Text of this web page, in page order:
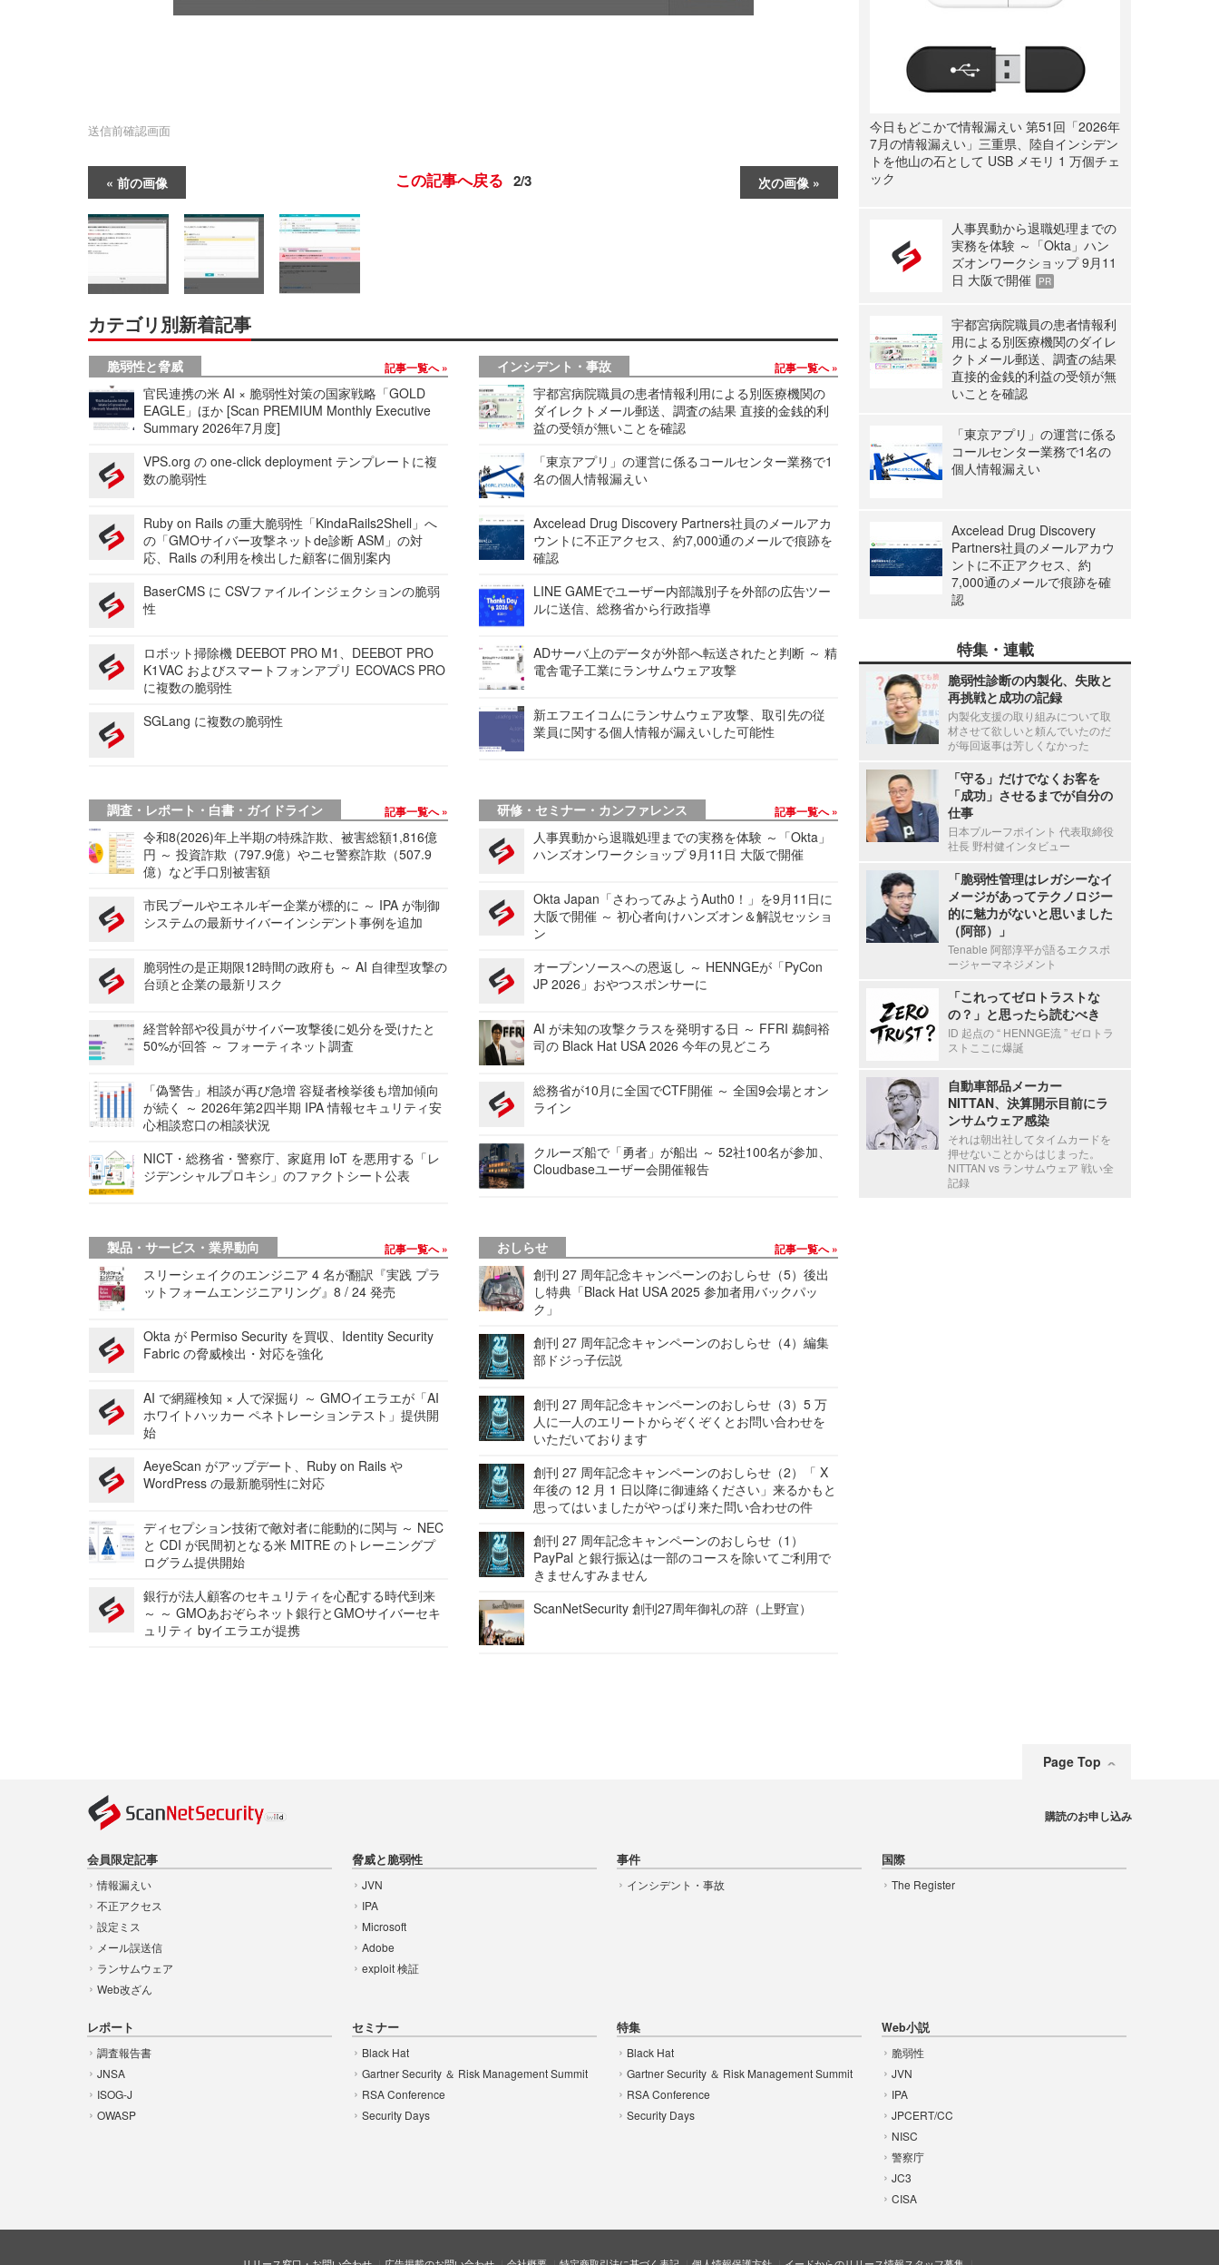
送信前確認画面
前の画像 次の画像
この記事へ戻る 2/3
カテゴリ別新着記事
脆弱性と脅威 記事一覧へ
官民連携の米 AI × 脆弱性対策の国家戦略「GOLD
EAGLE」ほか [Scan PREMIUM Monthly Executive
Summary 2026年7月度]
VPS.org の one-click deployment テンプレートに複
数の脆弱性
Ruby on Rails の重大脆弱性「KindaRails2Shell」へ
の「GMOサイバー攻撃ネットde診断 ASM」の対
応、Rails の利用を検出した顧客に個別案内
BaserCMS に CSVファイルインジェクションの脆弱
性
ロボット掃除機 DEEBOT PRO M1、DEEBOT PRO
K1VAC およびスマートフォンアプリ ECOVACS PRO
に複数の脆弱性
SGLang に複数の脆弱性
インシデント・事故 記事一覧へ
宇都宮病院職員の患者情報利用による別医療機関の
ダイレクトメール郵送、調査の結果 直接的金銭的利
益の受領が無いことを確認
「東京アプリ」の運営に係るコールセンター業務で1
名の個人情報漏えい
Axcelead Drug Discovery Partners社員のメールアカ
ウントに不正アクセス、約7,000通のメールで痕跡を
確認
LINE GAMEでユーザー内部識別子を外部の広告ツー
ルに送信、総務省から行政指導
ADサーバ上のデータが外部へ転送されたと判断 ～ 精
電舎電子工業にランサムウェア攻撃
新エフエイコムにランサムウェア攻撃、取引先の従
業員に関する個人情報が漏えいした可能性
調査・レポート・白書・ガイドライン 記事一覧へ
令和8(2026)年上半期の特殊詐欺、被害総額1,816億
円 ～ 投資詐欺（797.9億）やニセ警察詐欺（507.9
億）など手口別被害額
市民プールやエネルギー企業が標的に ～ IPA が制御
システムの最新サイバーインシデント事例を追加
脆弱性の是正期限12時間の政府も ～ AI 自律型攻撃の
台頭と企業の最新リスク
経営幹部や役員がサイバー攻撃後に処分を受けたと
50%が回答 ～ フォーティネット調査
「偽警告」相談が再び急増 容疑者検挙後も増加傾向
が続く ～ 2026年第2四半期 IPA 情報セキュリティ安
心相談窓口の相談状況
NICT・総務省・警察庁、家庭用 IoT を悪用する「レ
ジデンシャルプロキシ」のファクトシート公表
研修・セミナー・カンファレンス 記事一覧へ
人事異動から退職処理までの実務を体験 ～「Okta」
ハンズオンワークショップ 9月11日 大阪で開催
Okta Japan「さわってみようAuth0！」を9月11日に
大阪で開催 ～ 初心者向けハンズオン＆解説セッショ
ン
オープンソースへの恩返し ～ HENNGEが「PyCon
JP 2026」おやつスポンサーに
AI が未知の攻撃クラスを発明する日 ～ FFRI 鵜飼裕
司の Black Hat USA 2026 今年の見どころ
総務省が10月に全国でCTF開催 ～ 全国9会場とオン
ライン
クルーズ船で「勇者」が船出 ～ 52社100名が参加、
Cloudbaseユーザー会開催報告
製品・サービス・業界動向 記事一覧へ
スリーシェイクのエンジニア 4 名が翻訳『実践 プラ
ットフォームエンジニアリング』8 / 24 発売
Okta が Permiso Security を買収、Identity Security
Fabric の脅威検出・対応を強化
AI で網羅検知 × 人で深掘り ～ GMOイエラエが「AI
ホワイトハッカー ペネトレーションテスト」提供開
始
AeyeScan がアップデート、Ruby on Rails や
WordPress の最新脆弱性に対応
ディセプション技術で敵対者に能動的に関与 ～ NEC
と CDI が民間初となる米 MITRE のトレーニングプ
ログラム提供開始
銀行が法人顧客のセキュリティを心配する時代到来
～ ～ GMOあおぞらネット銀行とGMOサイバーセキ
ュリティ byイエラエが提携
おしらせ 記事一覧へ
創刊 27 周年記念キャンペーンのおしらせ（5）後出
し特典「Black Hat USA 2025 参加者用バックパッ
ク」
創刊 27 周年記念キャンペーンのおしらせ（4）編集
部ドジっ子伝説
創刊 27 周年記念キャンペーンのおしらせ（3）5 万
人に一人のエリートからぞくぞくとお問い合わせを
いただいております
創刊 27 周年記念キャンペーンのおしらせ（2）「 X
年後の 12 月 1 日以降に御連絡ください」来るかもと
思ってはいましたがやっぱり来た問い合わせの件
創刊 27 周年記念キャンペーンのおしらせ（1）
PayPal と銀行振込は一部のコースを除いてご利用で
きませんすみません
ScanNetSecurity 創刊27周年御礼の辞（上野宣）
今日もどこかで情報漏えい 第51回「2026年
7月の情報漏えい」三重県、陸自インシデン
トを他山の石として USB メモリ 1 万個チェ
ック
人事異動から退職処理までの
実務を体験 ～「Okta」ハン
ズオンワークショップ 9月11
日 大阪で開催
PR
宇都宮病院職員の患者情報利
用による別医療機関のダイレ
クトメール郵送、調査の結果
直接的金銭的利益の受領が無
いことを確認
「東京アプリ」の運営に係る
コールセンター業務で1名の
個人情報漏えい
Axcelead Drug Discovery
Partners社員のメールアカウ
ントに不正アクセス、約
7,000通のメールで痕跡を確
認
特集・連載
脆弱性診断の内製化、失敗と
再挑戦と成功の記録
内製化支援の取り組みについて取
材させて欲しいと頼んでいたのだ
が毎回返事は芳しくなかった
「守る」だけでなくお客を
「成功」させるまでが自分の
仕事
日本プルーフポイント 代表取締役
社長 野村健インタビュー
「脆弱性管理はレガシーなイ
メージがあってテクノロジー
的に魅力がないと思いました
（阿部）」
Tenable 阿部淳平が語るエクスポ
ージャーマネジメント
「これってゼロトラストな
の？」と思ったら読むべき
ID 起点の “ HENNGE流 ” ゼロトラ
ストここに爆誕
自動車部品メーカー
NITTAN、決算開示目前にラ
ンサムウェア感染
それは朝出社してタイムカードを
押せないことからはじまった。
NITTAN vs ランサムウェア 戦い全
記録
Page Top
会員限定記事
情報漏えい
不正アクセス
設定ミス
メール誤送信
ランサムウェア
Web改ざん
脅威と脆弱性
JVN
IPA
Microsoft
Adobe
exploit 検証
事件
インシデント・事故
国際
The Register
レポート
調査報告書
JNSA
ISOG-J
OWASP
セミナー
Black Hat
Gartner Security ＆ Risk Management Summit
RSA Conference
Security Days
特集
Black Hat
Gartner Security ＆ Risk Management Summit
RSA Conference
Security Days
Web小説
脆弱性
JVN
IPA
JPCERT/CC
NISC
警察庁
JC3
CISA
購読のお申し込み